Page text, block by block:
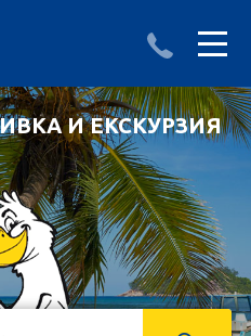
И ЕКСКУРЗИЯ